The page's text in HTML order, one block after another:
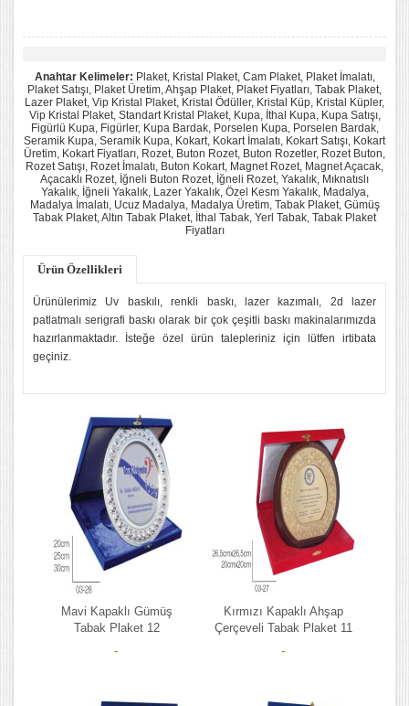
Anahtar Kelimeler: Plaket, Kristal Plaket, Cam Plaket, Plaket İmalatı,
Plaket Satışı, Plaket Üretim, Ahşap Plaket, Plaket Fiyatları, Tabak Plaket,
Lazer Plaket, Vip Kristal Plaket, Kristal Ödüller, Kristal Küp, Kristal Küpler,
Vip Kristal Plaket, Standart Kristal Plaket, Kupa, İthal Kupa, Kupa Satışı,
Figürlü Kupa, Figürler, Kupa Bardak, Porselen Kupa, Porselen Bardak,
Seramik Kupa, Seramik Kupa, Kokart, Kokart İmalatı, Kokart Satışı, Kokart
Üretim, Kokart Fiyatları, Rozet, Buton Rozet, Buton Rozetler, Rozet Buton,
Rozet Satışı, Rozet İmalatı, Buton Kokart, Magnet Rozet, Magnet Açacak,
Açacaklı Rozet, İğneli Buton Rozet, İğneli Rozet, Yakalık, Mıknatıslı
Yakalık, İğneli Yakalık, Lazer Yakalık, Özel Kesm Yakalık, Madalya,
Madalya İmalatı, Ucuz Madalya, Madalya Üretim, Tabak Plaket, Gümüş
Tabak Plaket, Altın Tabak Plaket, İthal Tabak, Yerl Tabak, Tabak Plaket
Fiyatları
Ürün Özellikleri
Ürünülerimiz Uv baskılı, renkli baskı, lazer kazımalı, 2d lazer
patlatmalı serigrafi baskı olarak bir çok çeşitli baskı makinalarımızda
hazırlanmaktadır. İsteğe özel ürün talepleriniz için lütfen irtibata
geçiniz.
Mavi Kapaklı Gümüş
Tabak Plaket 12
-
Kırmızı Kapaklı Ahşap
Çerçeveli Tabak Plaket 11
-